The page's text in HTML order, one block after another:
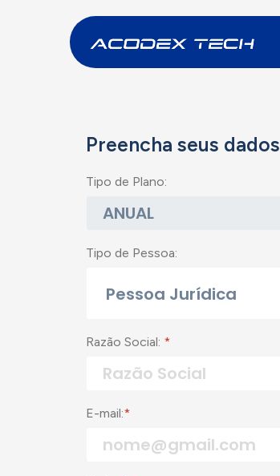
Preencha seus dados
Tipo de Plano:
Tipo de Pessoa:
Razão Social: *
E-mail:*